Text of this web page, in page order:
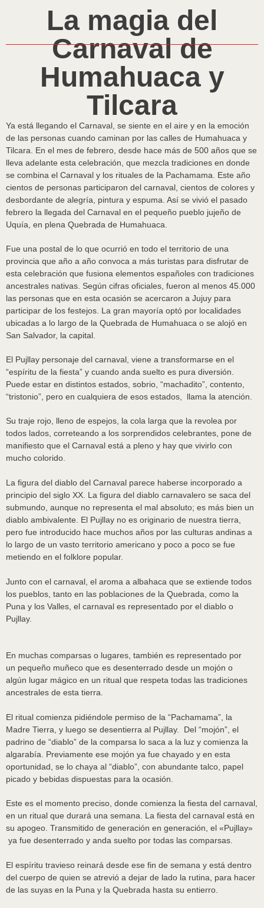
La magia del
Carnaval de
Humahuaca y
Tilcara
Ya está llegando el Carnaval, se siente en el aire y en la emoción
de las personas cuando caminan por las calles de Humahuaca y
Tilcara. En el mes de febrero, desde hace más de 500 años que se
lleva adelante esta celebración, que mezcla tradiciones en donde
se combina el Carnaval y los rituales de la Pachamama. Este año
cientos de personas participaron del carnaval, cientos de colores y
desbordante de alegría, pintura y espuma. Así se vivió el pasado
febrero la llegada del Carnaval en el pequeño pueblo jujeño de
Uquía, en plena Quebrada de Humahuaca.
Fue una postal de lo que ocurrió en todo el territorio de una
provincia que año a año convoca a más turistas para disfrutar de
esta celebración que fusiona elementos españoles con tradiciones
ancestrales nativas. Según cifras oficiales, fueron al menos 45.000
las personas que en esta ocasión se acercaron a Jujuy para
participar de los festejos. La gran mayoría optó por localidades
ubicadas a lo largo de la Quebrada de Humahuaca o se alojó en
San Salvador, la capital.
El Pujllay personaje del carnaval, viene a transformarse en el
“espíritu de la fiesta” y cuando anda suelto es pura diversión.
Puede estar en distintos estados, sobrio, “machadito”, contento,
“tristonio”, pero en cualquiera de esos estados, llama la atención.
Su traje rojo, lleno de espejos, la cola larga que la revolea por
todos lados, correteando a los sorprendidos celebrantes, pone de
manifiesto que el Carnaval está a pleno y hay que vivirlo con
mucho colorido.
La figura del diablo del Carnaval parece haberse incorporado a
principio del siglo XX. La figura del diablo carnavalero se saca del
submundo, aunque no representa el mal absoluto; es más bien un
diablo ambivalente. El Pujllay no es originario de nuestra tierra,
pero fue introducido hace muchos años por las culturas andinas a
lo largo de un vasto territorio americano y poco a poco se fue
metiendo en el folklore popular.
Junto con el carnaval, el aroma a albahaca que se extiende todos
los pueblos, tanto en las poblaciones de la Quebrada, como la
Puna y los Valles, el carnaval es representado por el diablo o
Pujllay.
En muchas comparsas o lugares, también es representado por
un pequeño muñeco que es desenterrado desde un mojón o
algún lugar mágico en un ritual que respeta todas las tradiciones
ancestrales de esta tierra.
El ritual comienza pidiéndole permiso de la “Pachamama”, la
Madre Tierra, y luego se desentierra al Pujllay. Del “mojón”, el
padrino de “diablo” de la comparsa lo saca a la luz y comienza la
algarabía. Previamente ese mojón ya fue chayado y en esta
oportunidad, se lo chaya al “diablo”, con abundante talco, papel
picado y bebidas dispuestas para la ocasión.
Este es el momento preciso, donde comienza la fiesta del carnaval,
en un ritual que durará una semana. La fiesta del carnaval está en
su apogeo. Transmitido de generación en generación, el «Pujllay»
ya fue desenterrado y anda suelto por todas las comparsas.
El espíritu travieso reinará desde ese fin de semana y está dentro
del cuerpo de quien se atrevió a dejar de lado la rutina, para hacer
de las suyas en la Puna y la Quebrada hasta su entierro.